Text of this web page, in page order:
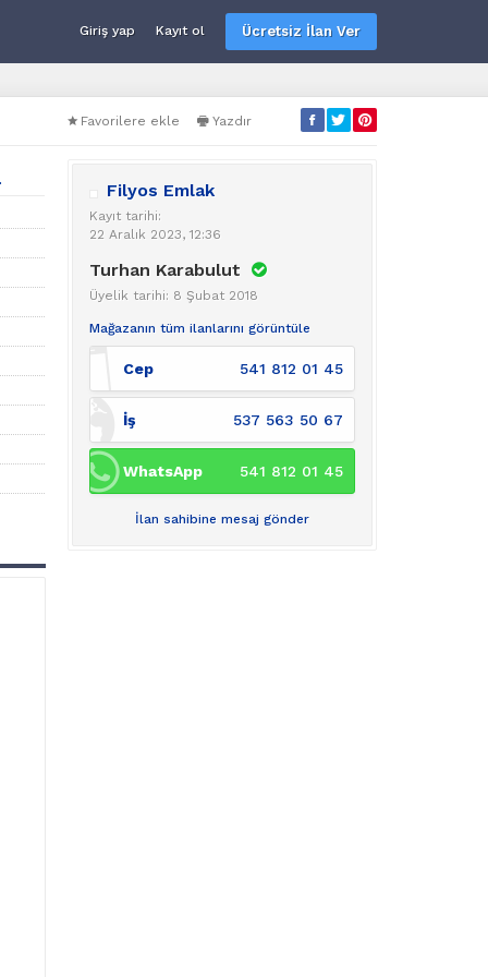
Giriş yap Kayıt ol Ücretsiz İlan Ver
Favorilere ekle Yazdır
Filyos Emlak
Kayıt tarihi:
22 Aralık 2023, 12:36
Turhan Karabulut
Üyelik tarihi: 8 Şubat 2018
Mağazanın tüm ilanlarını görüntüle
Cep 541 812 01 45
İş 537 563 50 67
WhatsApp 541 812 01 45
İlan sahibine mesaj gönder